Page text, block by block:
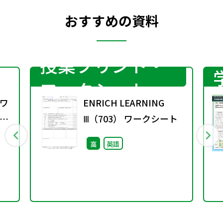
おすすめの資料
授業プリント・
ワークシート
ENRICH LEARNING
Ⅲ（703） ワークシート
高 英語